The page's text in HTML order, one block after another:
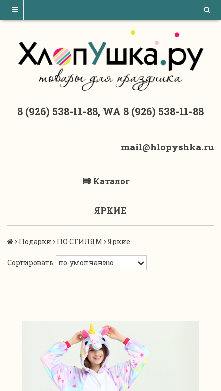
8 (926) 538-11-88, WA 8 (926) 538-11-88
mail@hlopyshka.ru
Каталог
ЯРКИЕ
Подарки ПО СТИЛЯМ Яркие
Сортировать